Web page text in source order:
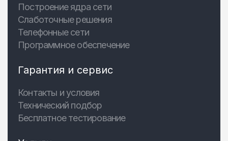
Построение ядра сети
Слаботочные решения
Телефонные сети
Программное обеспечение
Гарантия и сервис
Контакты и условия
Технический подбор
Бесплатное тестирование